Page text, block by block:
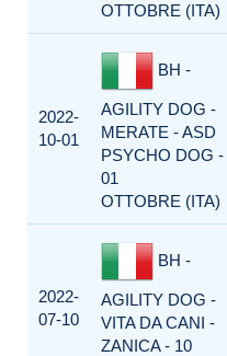
OTTOBRE (ITA)
2022-
10-01
BH -
AGILITY DOG -
MERATE - ASD
PSYCHO DOG -
01
OTTOBRE (ITA)
2022-
07-10
BH -
AGILITY DOG -
VITA DA CANI -
ZANICA - 10